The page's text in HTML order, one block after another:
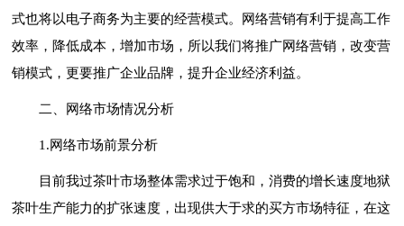
式也将以电子商务为主要的经营模式。网络营销有利于提高工作
效率，降低成本，增加市场，所以我们将推广网络营销，改变营
销模式，更要推广企业品牌，提升企业经济利益。
二、网络市场情况分析
1.网络市场前景分析
目前我过茶叶市场整体需求过于饱和，消费的增长速度地狱
茶叶生产能力的扩张速度，出现供大于求的买方市场特征，在这